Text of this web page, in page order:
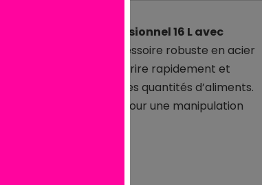
Panier à friture professionnel 16 L avec
, accessoire robuste en acier
inoxydable conçu pour frire rapidement et
efficacement de grandes quantités d’aliments.
Poignée ergonomique pour une manipulation